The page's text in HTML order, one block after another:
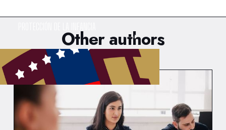
Other authors